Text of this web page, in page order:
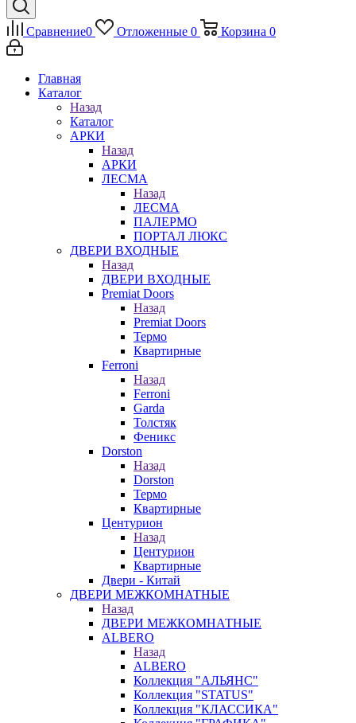
Сравнение0 Отложенные 0 Корзина 0
Главная
Каталог
Назад
Каталог
АРКИ
Назад
АРКИ
ЛЕСМА
Назад
ЛЕСМА
ПАЛЕРМО
ПОРТАЛ ЛЮКС
ДВЕРИ ВХОДНЫЕ
Назад
ДВЕРИ ВХОДНЫЕ
Premiat Doors
Назад
Premiat Doors
Термо
Квартирные
Ferroni
Назад
Ferroni
Garda
Толстяк
Феникс
Dorston
Назад
Dorston
Термо
Квартирные
Центурион
Назад
Центурион
Квартирные
Двери - Китай
ДВЕРИ МЕЖКОМНАТНЫЕ
Назад
ДВЕРИ МЕЖКОМНАТНЫЕ
ALBERO
Назад
ALBERO
Коллекция "АЛЬЯНС"
Коллекция "STATUS"
Коллекция "КЛАССИКА"